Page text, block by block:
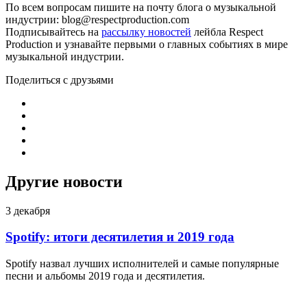
По всем вопросам пишите на почту блога о музыкальной
индустрии: blog@respectproduction.com
Подписывайтесь на рассылку новостей лейбла Respect
Production и узнавайте первыми о главных событиях в мире
музыкальной индустрии.
Поделиться с друзьями
Другие новости
3 декабря
Spotify: итоги десятилетия и 2019 года
Spotify назвал лучших исполнителей и самые популярные
песни и альбомы 2019 года и десятилетия.